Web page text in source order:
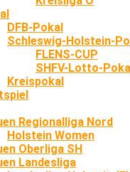
DFB-Pokal
Schleswig-Holstein-
FLENS-CUP
SHFV-Lotto-
Kreispokal
Regionalliga Nord
Holstein Women
Oberliga SH
Landesliga